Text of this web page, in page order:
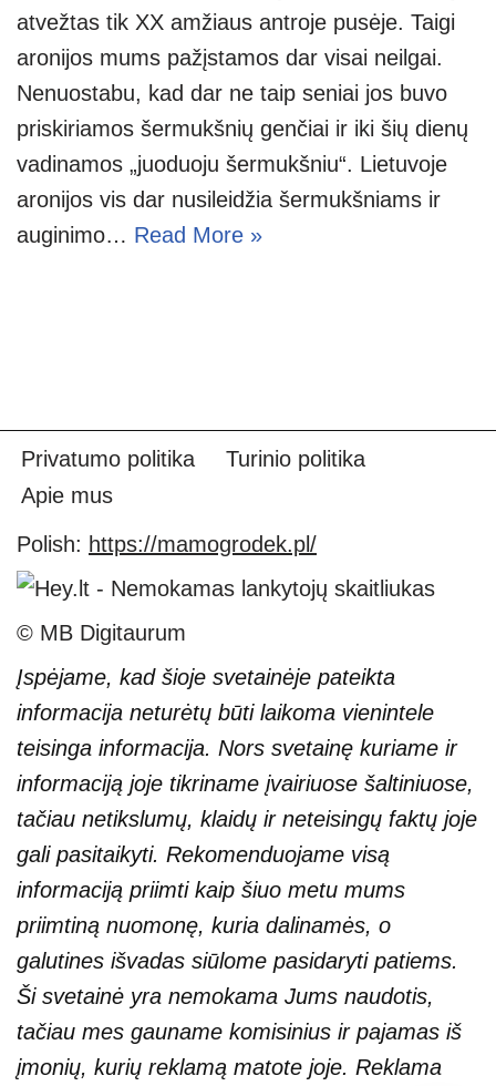
atvežtas tik XX amžiaus antroje pusėje. Taigi
aronijos mums pažįstamos dar visai neilgai.
Nenuostabu, kad dar ne taip seniai jos buvo
priskiriamos šermukšnių genčiai ir iki šių dienų
vadinamos „juoduoju šermukšniu“. Lietuvoje
aronijos vis dar nusileidžia šermukšniams ir
auginimo… Read More »
Privatumo politika
Turinio politika
Apie mus
Polish: https://mamogrodek.pl/
© MB Digitaurum
Įspėjame, kad šioje svetainėje pateikta
informacija neturėtų būti laikoma vienintele
teisinga informacija. Nors svetainę kuriame ir
informaciją joje tikriname įvairiuose šaltiniuose,
tačiau netikslumų, klaidų ir neteisingų faktų joje
gali pasitaikyti. Rekomenduojame visą
informaciją priimti kaip šiuo metu mums
priimtiną nuomonę, kuria dalinamės, o
galutines išvadas siūlome pasidaryti patiems.
Ši svetainė yra nemokama Jums naudotis,
tačiau mes gauname komisinius ir pajamas iš
įmonių, kurių reklamą matote joje. Reklama